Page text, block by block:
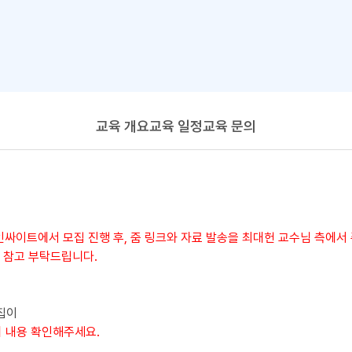
교육 개요교육 일정교육 문의
이트에서 모집 진행 후, 줌 링크와 자료 발송을 최대헌 교수님 측에서
고 부탁드립니다.
내용 확인해주세요.